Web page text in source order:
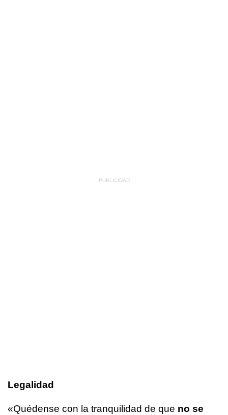
Legalidad
«Quédense con la tranquilidad de que no se